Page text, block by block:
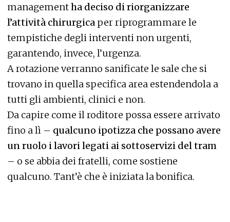
managementha deciso di riorganizzare
l’attività chirurgica per riprogrammare le
tempistiche degli interventi non urgenti,
garantendo, invece, l’urgenza.
A rotazione verranno sanificate le sale che si
trovano in quella specifica area estendendola a
tutti gli ambienti, clinici e non.
Da capire come il roditore possa essere arrivato
fino a lì – qualcuno ipotizza che possano avere
un ruolo i lavori legati ai sottoservizi del tram
– o se abbia dei fratelli, come sostiene
qualcuno. Tant’è che è iniziata la bonifica.